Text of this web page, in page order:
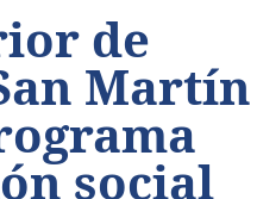
de
Martín
social